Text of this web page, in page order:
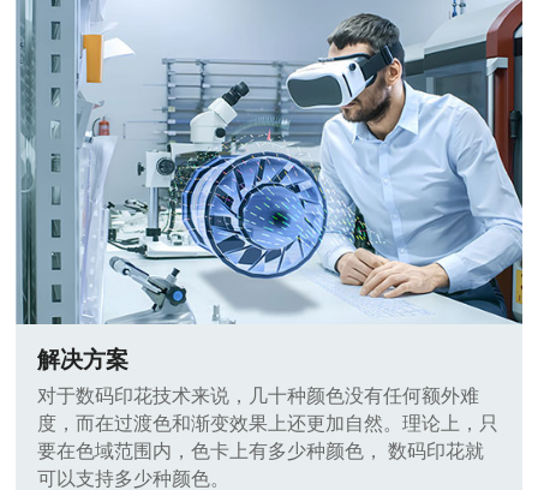
解决方案
对于数码印花技术来说，几十种颜色没有任何额外难
度，而在过渡色和渐变效果上还更加自然。理论上，只
要在色域范围内，色卡上有多少种颜色， 数码印花就
可以支持多少种颜色。